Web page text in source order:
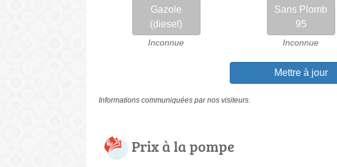
Gazole
(diesel)
Inconnue
Sans Plomb
95
Inconnue
Mettre à jour
Informations communiquées par nos visiteurs.
Prix à la pompe